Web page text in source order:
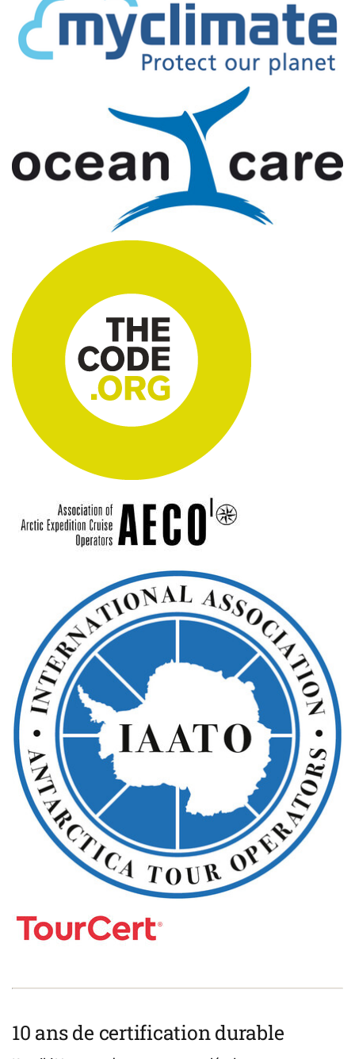
10 ans de certification durable